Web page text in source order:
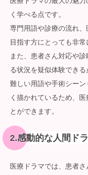
く学べる点です。
専門用語や診療の流れ
目指す方にとっても非常
また、患者さん対応や
る状況を疑似体験できる
難しい用語や手術シー
く描かれているため、
とができます。
2.感動的な人間ド
医療ドラマでは、患者